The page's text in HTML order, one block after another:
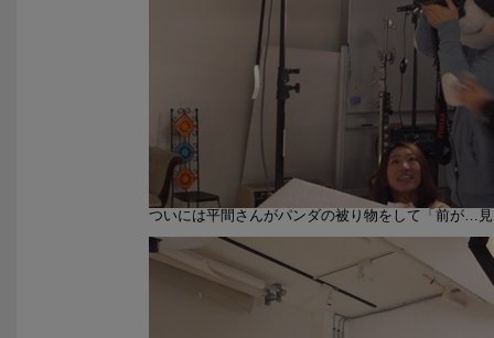
ついには平間さんがパンダの被り物をして「前が…